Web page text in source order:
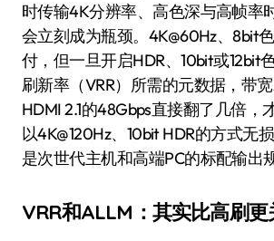
时传输4K分辨率、高色深与高帧率
会立刻成为瓶颈。4K@60Hz、8bit
付，但一旦开启HDR、10bit或12bit
刷新率（VRR）所需的元数据，带宽
HDMI 2.1的48Gbps直接翻了几倍，
以4K@120Hz、10bit HDR的方式
是次世代主机和高端PC的标配输出
VRR和ALLM：其实比高刷更